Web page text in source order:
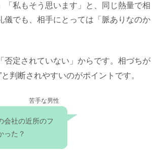
私もそう思います」と、同じ熱量で相
でも、相手にとっては「脈ありなのか
定されていない」からです。相づちが
判断されやすいのがポイントです。
苦手な男性
会社の近所のフ
った？